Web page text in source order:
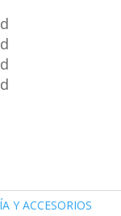
Y ACCESORIOS